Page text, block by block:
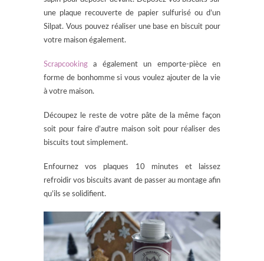
une plaque recouverte de papier sulfurisé ou d’un
Silpat. Vous pouvez réaliser une base en biscuit pour
votre maison également.
Scrapcooking a également un emporte-pièce en
forme de bonhomme si vous voulez ajouter de la vie
à votre maison.
Découpez le reste de votre pâte de la même façon
soit pour faire d’autre maison soit pour réaliser des
biscuits tout simplement.
Enfournez vos plaques 10 minutes et laissez
refroidir vos biscuits avant de passer au montage afin
qu’ils se solidifient.